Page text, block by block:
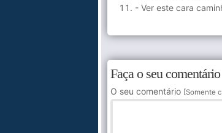
- Ver este cara
Faça o seu comentário
O seu comentário [Somente